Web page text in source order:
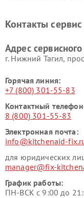
Контакты
Адрес
г. Нижний Тагил,
Горячая линия:
+7 (800) 301-55-83
Контактный
8 (800) 301-55-83
Электронная почта:
info@kitchenaid-
для юридических
manager@fix-
График работы:
ПН-ВСК с 9:00 до